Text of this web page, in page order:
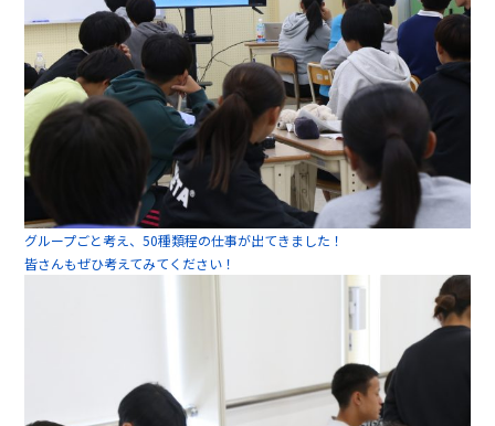
グループごと考え、50種類程の仕事が出てきました！
皆さんもぜひ考えてみてください！